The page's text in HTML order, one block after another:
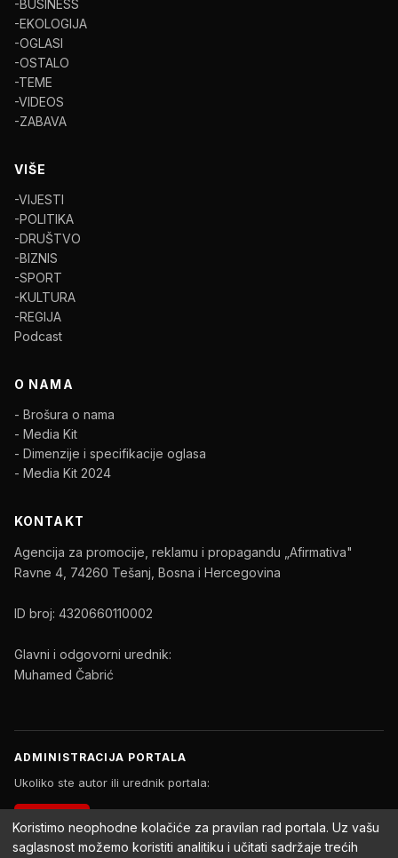
-BUSINESS
-EKOLOGIJA
-OGLASI
-OSTALO
-TEME
-VIDEOS
-ZABAVA
VIŠE
-VIJESTI
-POLITIKA
-DRUŠTVO
-BIZNIS
-SPORT
-KULTURA
-REGIJA
Podcast
O NAMA
- Brošura o nama
- Media Kit
- Dimenzije i specifikacije oglasa
- Media Kit 2024
KONTAKT
Agencija za promocije, reklamu i propagandu „Afirmativa"
Ravne 4, 74260 Tešanj, Bosna i Hercegovina
ID broj: 4320660110002
Glavni i odgovorni urednik:
Muhamed Čabrić
ADMINISTRACIJA PORTALA
Ukoliko ste autor ili urednik portala:
Koristimo neophodne kolačiće za pravilan rad portala. Uz vašu
saglasnost možemo koristiti analitiku i učitati sadržaje trećih